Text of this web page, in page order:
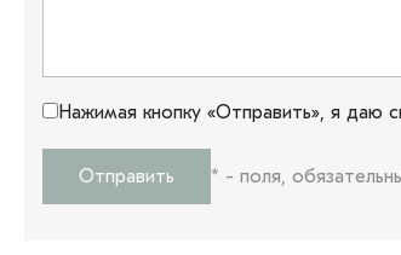
Нажимая кнопку «Отправить», я даю
Отправить * - поля,